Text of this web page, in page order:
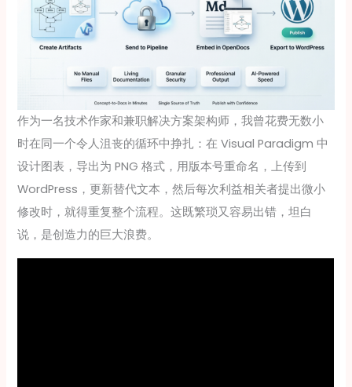
作为一名技术作家和兼职解决方案架构师，我曾花费无数小
时在同一个令人沮丧的循环中挣扎：在 Visual Paradigm 中
设计图表，导出为 PNG 格式，用版本号重命名，上传到
WordPress，更新替代文本，然后每次利益相关者提出微小
修改时，就得重复整个流程。这既繁琐又容易出错，坦白
说，是创造力的巨大浪费。